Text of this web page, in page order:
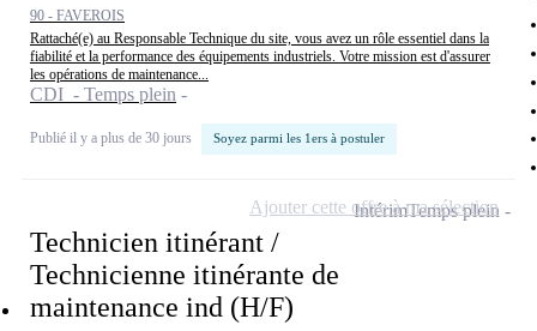
90 - FAVEROIS
Rattaché(e) au Responsable Technique du site, vous avez un rôle essentiel dans la
fiabilité et la performance des équipements industriels. Votre mission est d'assurer
les opérations de maintenance...
CDI - Temps plein
Publié il y a plus de 30 jours Soyez parmi les 1ers à postuler
Technicien itinérant /
Technicienne itinérante de
maintenance ind (H/F)
IntérimTemps plein
Ajouter cette offre à ma sélection